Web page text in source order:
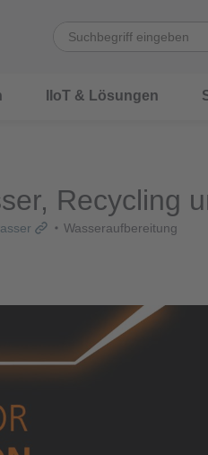
IIoT & Lösungen
Recycling
Wasseraufbereitung